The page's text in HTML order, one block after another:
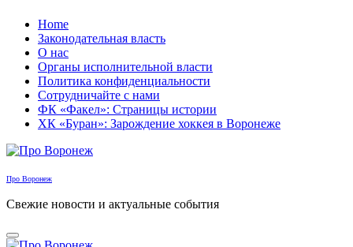
Перейти
содержанию
Home
Законодательная власть
О нас
Органы исполнительной власти
Политика конфиденциальности
Сотрудничайте с нами
ФК «Факел»: Страницы истории
ХК «Буран»: Зарождение хоккея в Воронеже
Про Воронеж
Свежие новости и актуальные события